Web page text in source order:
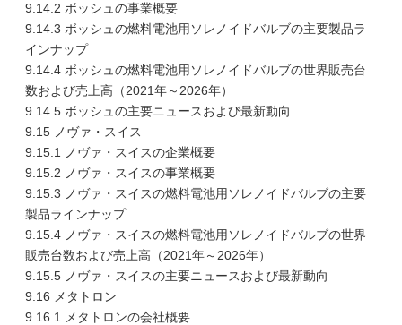
9.14.2 ボッシュの事業概要
9.14.3 ボッシュの燃料電池用ソレノイドバルブの主要製品ラ
インナップ
9.14.4 ボッシュの燃料電池用ソレノイドバルブの世界販売台
数および売上高（2021年～2026年）
9.14.5 ボッシュの主要ニュースおよび最新動向
9.15 ノヴァ・スイス
9.15.1 ノヴァ・スイスの企業概要
9.15.2 ノヴァ・スイスの事業概要
9.15.3 ノヴァ・スイスの燃料電池用ソレノイドバルブの主要
製品ラインナップ
9.15.4 ノヴァ・スイスの燃料電池用ソレノイドバルブの世界
販売台数および売上高（2021年～2026年）
9.15.5 ノヴァ・スイスの主要ニュースおよび最新動向
9.16 メタトロン
9.16.1 メタトロンの会社概要